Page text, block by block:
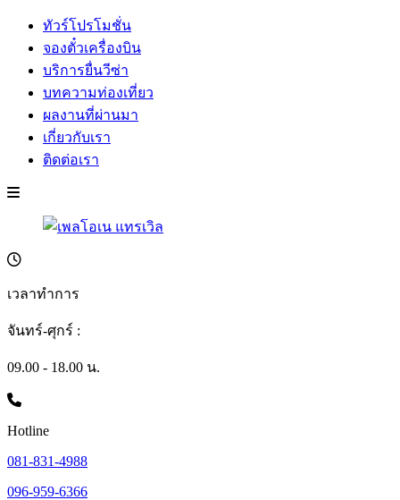
ทัวร์โปรโมชั่น
จองตั๋วเครื่องบิน
บริการยื่นวีซ่า
บทความท่องเที่ยว
ผลงานที่ผ่านมา
เกี่ยวกับเรา
ติดต่อเรา
เวลาทำการ
จันทร์-ศุกร์ :
09.00 - 18.00 น.
Hotline
081-831-4988
096-959-6366